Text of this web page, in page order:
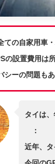
ての自家用車
の設置費用は
シーの問題も
タイは
：
近年、タ